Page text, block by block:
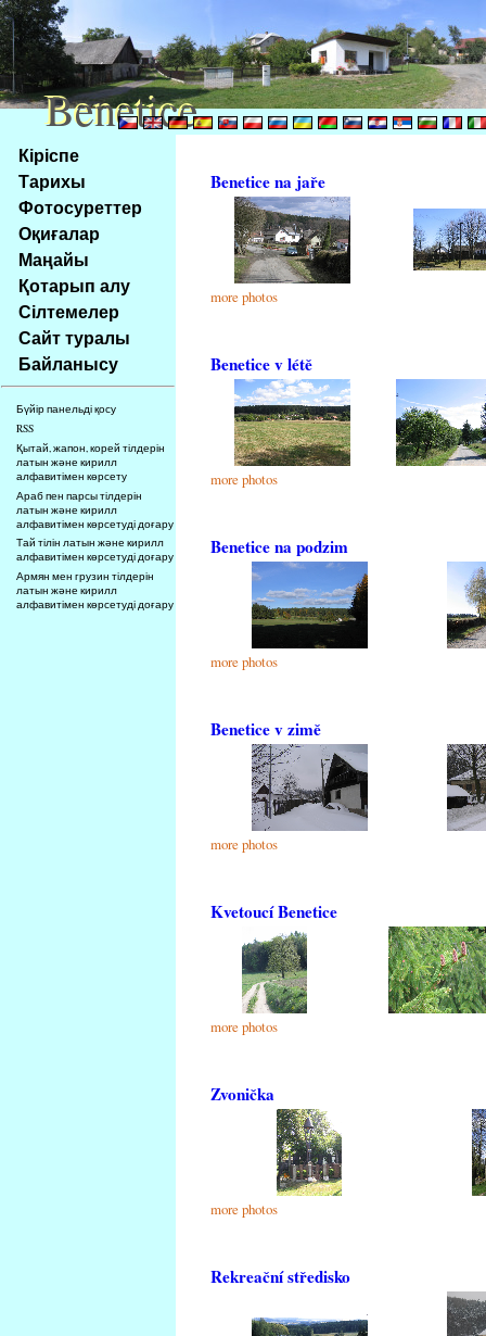
Na
obsah
stránky
Klávesové
zkratky
tomto
webu
základní
Hlavní
strana
Кіріспе
Тарихы
Фотосуреттер
Оқиғалар
Маңайы
Қотарып алу
Сілтемелер
Сайт туралы
Байланысу
Бүйір панельді қосу
RSS
Қытай, жапон, корей тілдерін
латын және кирилл
алфавитімен көрсету
Араб пен парсы тілдерін
латын және кирилл
алфавитімен көрсетуді доғару
Тай тілін латын және кирилл
алфавитімен көрсетуді доғару
Армян мен грузин тілдерін
латын және кирилл
алфавитімен көрсетуді доғару
Benetice na jaře
more photos
Benetice v létě
more photos
Benetice na podzim
more photos
Benetice v zimě
more photos
Kvetoucí Benetice
more photos
Zvonička
more photos
Rekreační středisko
Benetice
Benetice